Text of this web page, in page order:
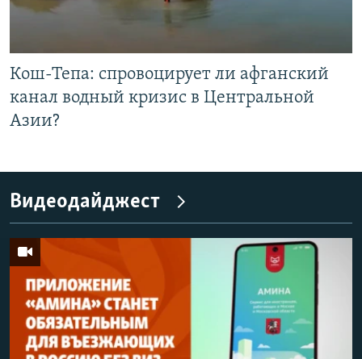
Кош-Тепа: спровоцирует ли афганский
канал водный кризис в Центральной
Азии?
Видеодайджест